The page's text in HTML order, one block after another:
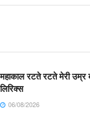
महाकाल रटते रटते मेरी उम्र
लिरिक्स
06/08/2026